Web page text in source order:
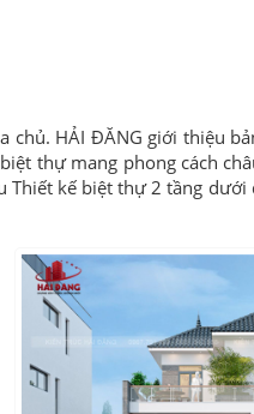
HẢI ĐĂNG giới thiệu
thự mang phong cách
kế biệt thự 2 tầng dưới